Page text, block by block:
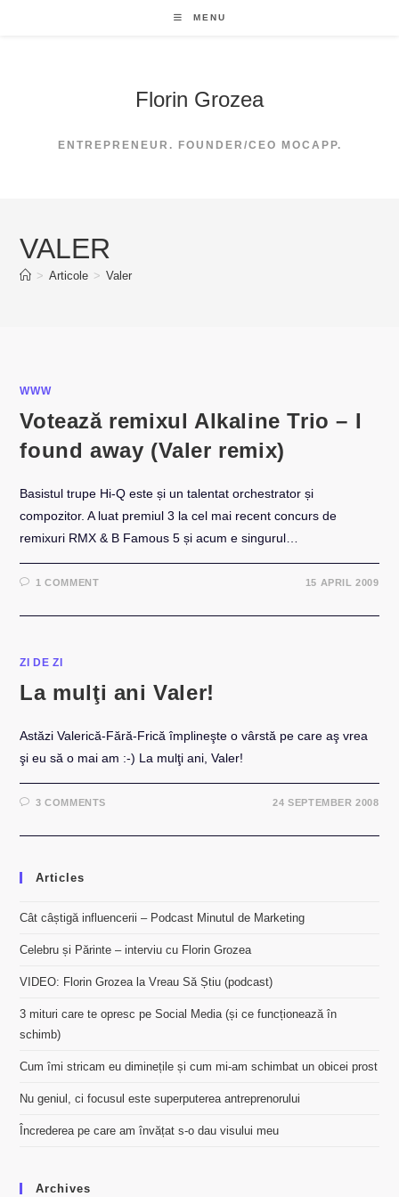
MENU
Florin Grozea
ENTREPRENEUR. FOUNDER/CEO MOCAPP.
VALER
> Articole > Valer
WWW
Votează remixul Alkaline Trio – I
found away (Valer remix)
Basistul trupe Hi-Q este și un talentat orchestrator și
compozitor. A luat premiul 3 la cel mai recent concurs de
remixuri RMX & B Famous 5 și acum e singurul…
1 COMMENT 15 APRIL 2009
ZI DE ZI
La mulţi ani Valer!
Astăzi Valerică-Fără-Frică împlineşte o vârstă pe care aş vrea
şi eu să o mai am :-) La mulţi ani, Valer!
3 COMMENTS 24 SEPTEMBER 2008
Articles
Cât câștigă influencerii – Podcast Minutul de Marketing
Celebru și Părinte – interviu cu Florin Grozea
VIDEO: Florin Grozea la Vreau Să Știu (podcast)
3 mituri care te opresc pe Social Media (și ce funcționează în
schimb)
Cum îmi stricam eu diminețile și cum mi-am schimbat un obicei prost
Nu geniul, ci focusul este superputerea antreprenorului
Încrederea pe care am învățat s-o dau visului meu
Archives